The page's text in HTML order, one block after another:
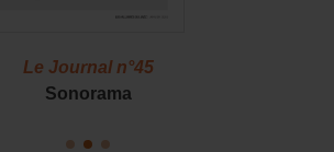
Le Journal n°45
Sonorama